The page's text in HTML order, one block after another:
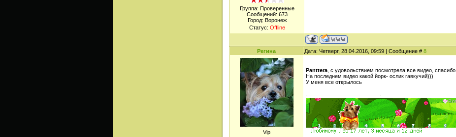
Группа: Проверенные
Сообщений: 673
Город: Воронеж
Статус: Offline
Регина Дата: Четверг, 28.04.2016, 09:59 | Сообщение # 8
Viр
Panttera , с удовольствием посмотрела все видео, спасибо
На последнем видео какой йорк- ослик гавкучий)))
У меня все открылось